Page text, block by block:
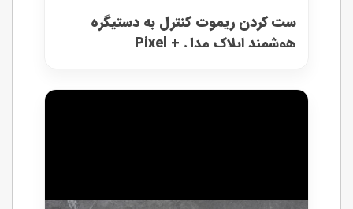
ست کردن ریموت کنترل به دستیگره
هوشمند ایلاک مدل + Pixel